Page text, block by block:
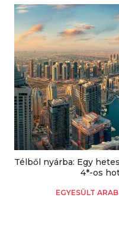
Télből nyárba: Egy
4*-os
EGYESÜLT